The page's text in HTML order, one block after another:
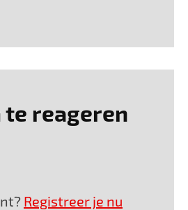
te reageren
Registreer je nu